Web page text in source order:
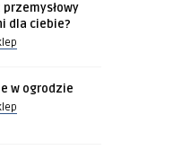
dla ciebie?
w ogrodzie